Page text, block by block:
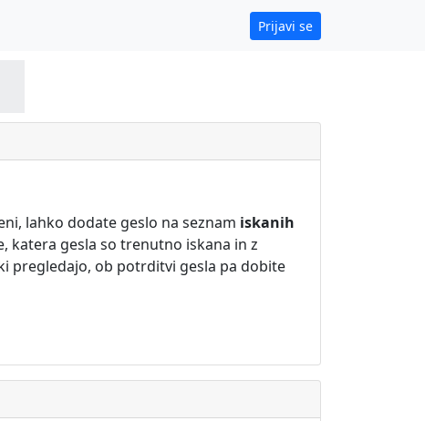
Prijavi se
lahko dodate geslo na seznam iskanih
katera gesla so trenutno iskana in z
pregledajo, ob potrditvi gesla pa dobite